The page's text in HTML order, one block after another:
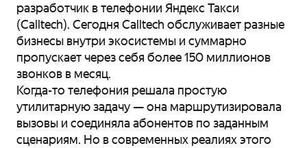
разработчик в телефонии Яндекс Такси
(Calltech). Сегодня Calltech обслуживает разные
бизнесы внутри экосистемы и суммарно
пропускает через себя более 150 миллионов
звонков в месяц.
Когда-то телефония решала простую
утилитарную задачу — она маршрутизировала
вызовы и соединяла абонентов по заданным
сценариям. Но в современных реалиях этого